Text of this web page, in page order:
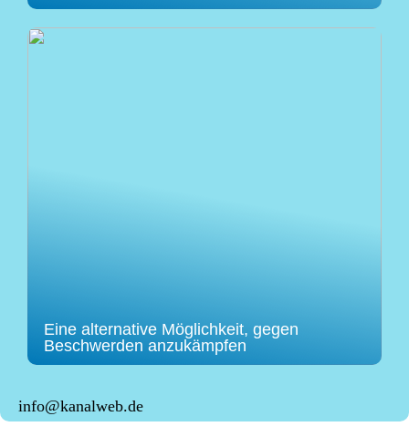
Eine alternative Möglichkeit, gegen
Beschwerden anzukämpfen
info@kanalweb.de